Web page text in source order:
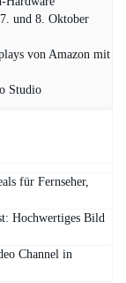
und 8. Oktober
von Amazon mit
Studio
für Fernseher,
Hochwertiges Bild
Channel in